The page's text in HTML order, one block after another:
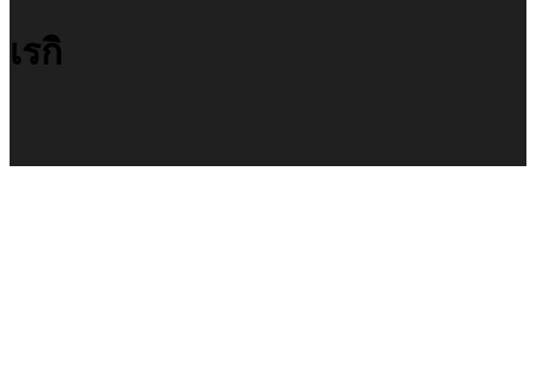
เรกิ